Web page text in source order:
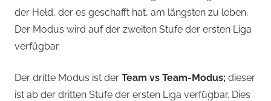
der Held, der es geschafft hat, am längsten zu leben.
Der Modus wird auf der zweiten Stufe der ersten Liga
verfügbar.
Der dritte Modus ist der Team vs Team-Modus; dieser
ist ab der dritten Stufe der ersten Liga verfügbar. Dies